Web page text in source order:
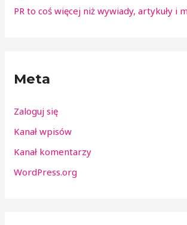
PR to coś więcej niż wywiady, artykuły i
Meta
Zaloguj się
Kanał wpisów
Kanał komentarzy
WordPress.org